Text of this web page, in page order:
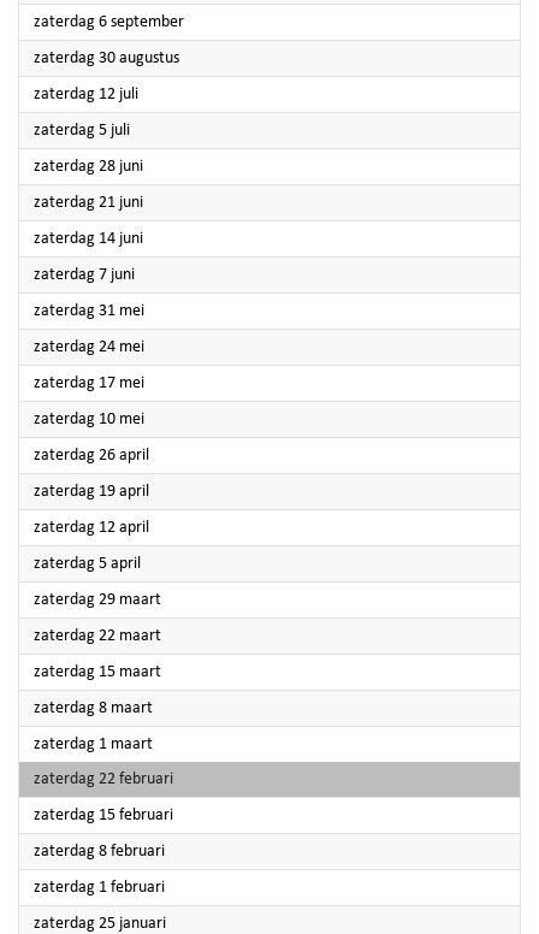
zaterdag 6 september2025
zaterdag 30 augustus2025
zaterdag 12 juli2025
zaterdag 5 juli2025
zaterdag 28 juni2025
zaterdag 21 juni2025
zaterdag 14 juni2025
zaterdag 7 juni2025
zaterdag 31 mei2025
zaterdag 24 mei2025
zaterdag 17 mei2025
zaterdag 10 mei2025
zaterdag 26 april
zaterdag 19 april
zaterdag 12 april
zaterdag 5 april
zaterdag 29 maart2025
zaterdag 22 maart2025
zaterdag 15 maart2025
zaterdag 8 maart2025
zaterdag 1 maart2025
zaterdag 22 februari2025
zaterdag 15 februari2025
zaterdag 8 februari2025
zaterdag 1 februari2025
zaterdag 25 januari2025